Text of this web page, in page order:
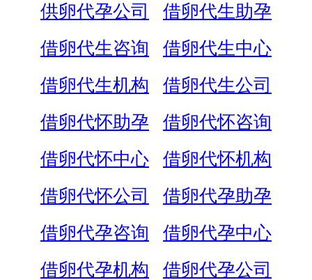
供卵代孕公司
借卵代生助孕
借卵代生咨询
借卵代生中心
借卵代生机构
借卵代生公司
借卵代怀助孕
借卵代怀咨询
借卵代怀中心
借卵代怀机构
借卵代怀公司
借卵代孕助孕
借卵代孕咨询
借卵代孕中心
借卵代孕机构
借卵代孕公司